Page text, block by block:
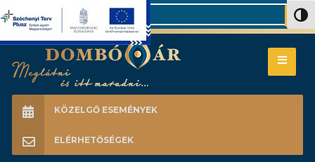
Search
KÖZELGŐ ESEMÉNYEK
ELÉRHETŐSÉGEK